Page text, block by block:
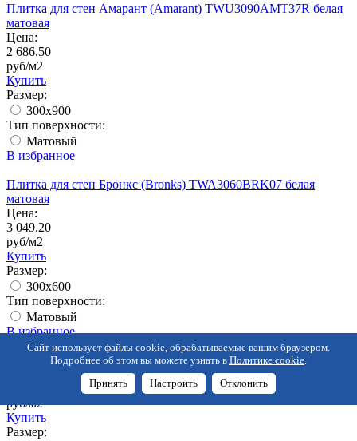
Плитка для стен Амарант (Amarant) TWU3090AMT37R белая
матовая
Цена:
2 686.50
руб/м2
Купить
Размер:
300x900
Тип поверхности:
Матовый
В избранное
Плитка для стен Бронкс (Bronks) TWA3060BRK07 белая
матовая
Цена:
3 049.20
руб/м2
Купить
Размер:
300x600
Тип поверхности:
Матовый
В избранное
Плитка для стен Грета (Greta) TWA3060GRE07 белая матовая
руб/м2
Купить
Размер:
Сайт использует файлы cookie, обрабатываемые вашим браузером.
Подробнее об этом вы можете узнать в Политике cookie.
Принять Настроить Отклонить